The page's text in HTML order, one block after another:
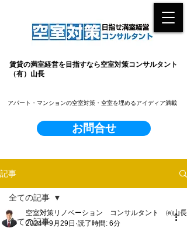
賃貸の満室経営を目指すなら空室対策コンサルタント
（有）山長
お問合せ
​アパート・マンションの空室対策・空室を埋めるアイディア満載
記事
全ての記事
全ての記事
空室対策リノベーション コンサルタント ㈲山長
2024年9月29日 読了時間: 6分